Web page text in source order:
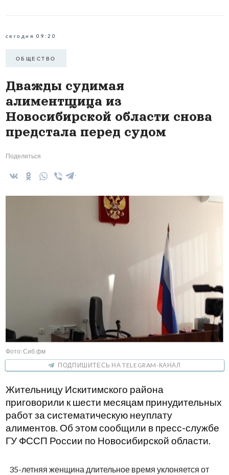
сегодня 09:20
ОБЩЕСТВО
Дважды судимая
алиментщица из
Новосибирской области снова
предстала перед судом
Поделиться
Фото: Сиб.фм
ПОДПИШИТЕСЬ НА TELEGRAM-КАНАЛ
Жительницу Искитимского района
приговорили к шести месяцам принудительных
работ за систематическую неуплату
алиментов. Об этом сообщили в пресс-службе
ГУ ФССП России по Новосибирской области.
35-летняя женщина длительное время уклоняется от